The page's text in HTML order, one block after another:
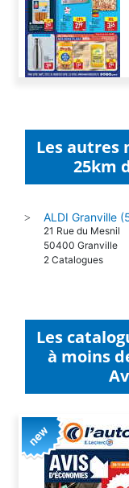
Les autres
25km
> ALDI Granville
21 Rue du Mesnil
50400 Granville
2 Catalogues
Les
à moins